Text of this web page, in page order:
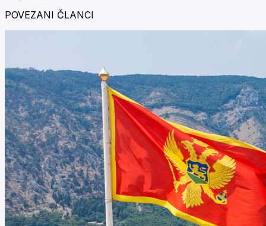
POVEZANI ČLANCI